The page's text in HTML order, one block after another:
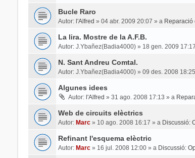
Bucle Raro
Autor: l'Alfred » 04 abr. 2009 20:07 » a Reparació
La lira. Mostre de la A.F.B.
Autor: J.Ybañez(Badia4000)» 18 gen. 2009 17:17
N. Sant Andreu Comtal.
Autor: J.Ybañez(Badia4000)» 09 des. 2008 18:25
Algunes idees
Autor: l'Alfred » 31 ago. 2008 17:13 » a
Web de circuits elèctrics
Autor: Marc» 10 ago. 2008 16:17 » a Discussió:
Refinant l'esquema elèctric
Autor: Marc» 16 jul. 2008 12:00» a Discussió: